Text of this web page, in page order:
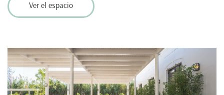
Ver el espacio